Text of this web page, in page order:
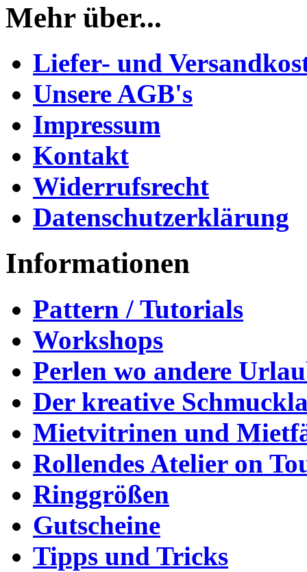
Mehr über...
Liefer- und
Unsere AGB's
Impressum
Kontakt
Widerrufsrecht
Datenschutzerklärung
Informationen
Pattern / Tutorials
Workshops
Perlen wo andere
Der kreative
Mietvitrinen und
Rollendes Atelier on
Ringgrößen
Gutscheine
Tipps und Tricks